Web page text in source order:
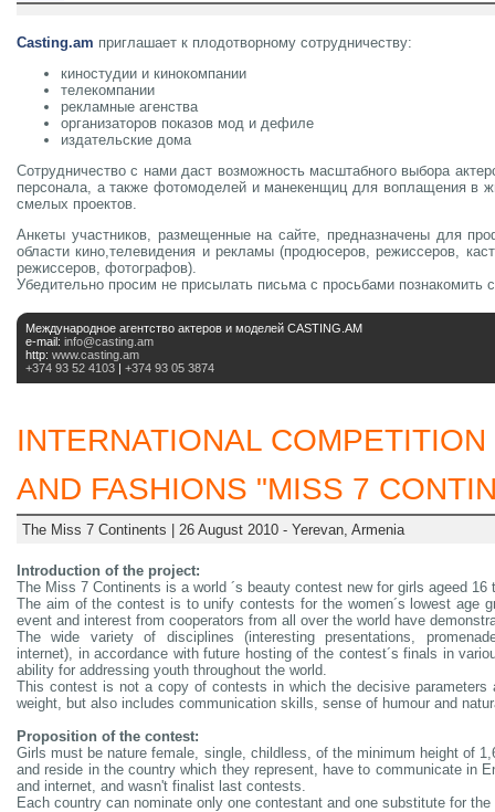
Casting.am приглашает к плодотворному сотрудничеству:
киностудии и кинокомпании
телекомпании
рекламные агенства
организаторов показов мод и дефиле
издательские дома
Сотрудничество с нами даст возможность масштабного выбора
персонала, а также фотомоделей и манекенщиц для воплащения в
смелых проектов.
Анкеты участников, размещенные на сайте, предназначены для
области кино,телевидения и рекламы (продюсеров, режиссеров,
режиссеров, фотографов).
Убедительно просим не присылать письма с просьбами познакомить
Международное агентство актеров и моделей CASTING.AM
e-mail: info@casting.am
http: www.casting.am
+374 93 52 4103 | +374 93 05 3874
INTERNATIONAL
AND FASHIONS "MISS 7
The Miss 7 Continents | 26 August 2010 - Yerevan, Armenia
Introduction of the project:
The Miss 7 Continents is a world ´s beauty contest new for girls ageed 16
The aim of the contest is to unify contests for the women´s lowest age
event and interest from cooperators from all over the world have
The wide variety of disciplines (interesting presentations,
internet), in accordance with future hosting of the contest´s finals in
ability for addressing youth throughout the world.
This contest is not a copy of contests in which the decisive parameters
weight, but also includes communication skills, sense of humour and
Proposition of the contest:
Girls must be nature female, single, childless, of the minimum height of
and reside in the country which they represent, have to communicate in
and internet, and wasn't finalist last contests.
Each country can nominate only one contestant and one substitute for